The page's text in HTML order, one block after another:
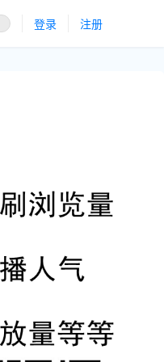
登录 注册